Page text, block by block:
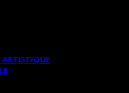
ARTISTIQUE